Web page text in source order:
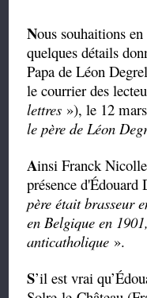
Nous souhaitions
quelques détails
Papa de Léon
le courrier des
lettres »), le 12
le père de Léon
Ainsi Franck
présence
père était brasseur
en Belgique en
anticatholique ».
S’il est vrai